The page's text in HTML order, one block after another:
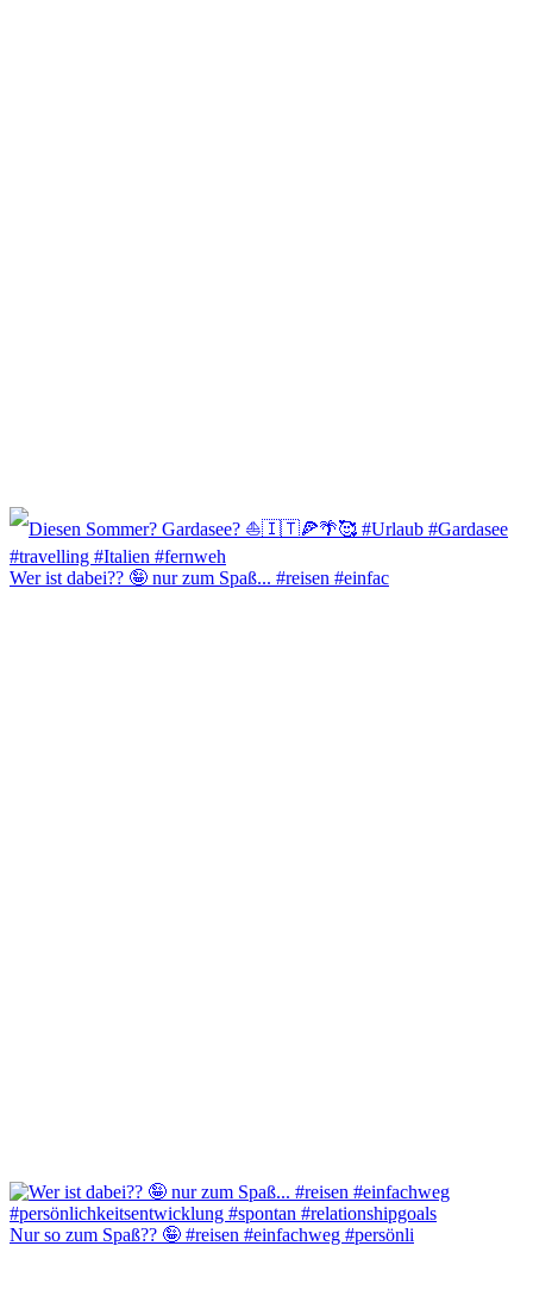
Wer ist dabei?? 🤪 nur zum Spaß... #reisen #einfac
Nur so zum Spaß?? 🤪 #reisen #einfachweg #persönli